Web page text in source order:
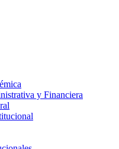
y Financiera